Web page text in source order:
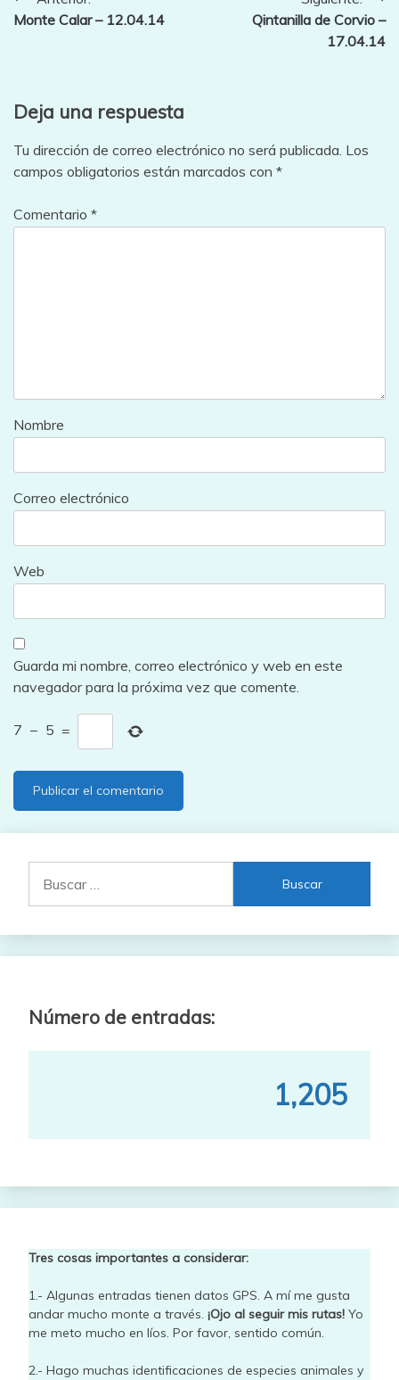
Monte Calar – 12.04.14
Qintanilla de Corvio –
17.04.14
Deja una respuesta
Tu dirección de correo electrónico no será publicada. Los
campos obligatorios están marcados con *
Comentario *
Nombre
Correo electrónico
Web
Guarda mi nombre, correo electrónico y web en este
navegador para la próxima vez que comente.
7 − 5 =
Número de entradas:
1,205
Tres cosas importantes a considerar:
1.- Algunas entradas tienen datos GPS. A mí me gusta
andar mucho monte a través. ¡Ojo al seguir mis rutas! Yo
me meto mucho en líos. Por favor, sentido común.
2.- Hago muchas identificaciones de especies animales y